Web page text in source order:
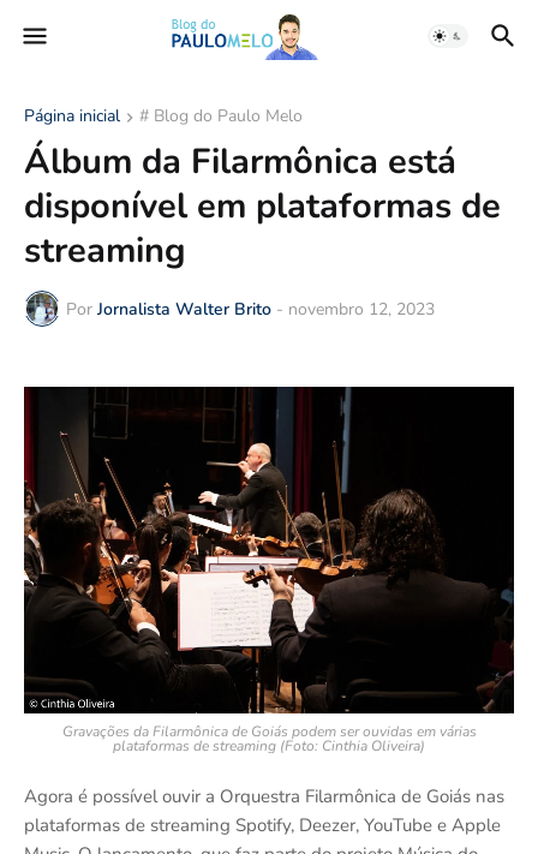
Página inicial # Blog do Paulo Melo
Álbum da Filarmônica está
disponível em plataformas de
streaming
Por Jornalista Walter Brito - novembro 12, 2023
Gravações da Filarmônica de Goiás podem ser ouvidas em várias
plataformas de streaming (Foto: Cinthia Oliveira)
Agora é possível ouvir a Orquestra Filarmônica de Goiás nas
plataformas de streaming Spotify, Deezer, YouTube e Apple